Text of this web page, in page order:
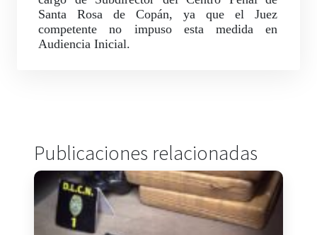
Santa Rosa de Copán, ya que el Juez
competente no impuso esta medida en
Audiencia Inicial.
Publicaciones relacionadas